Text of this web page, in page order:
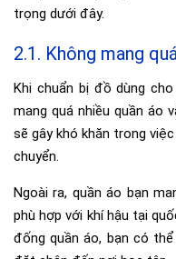
trọng dưới đây.
2.1. Không mang
Khi chuẩn bị đồ dùng
mang quá nhiều quần áo
sẽ gây khó khăn trong
chuyển.
Ngoài ra, quần áo bạn
phù hợp với khí hậu tại
đống quần áo, bạn có